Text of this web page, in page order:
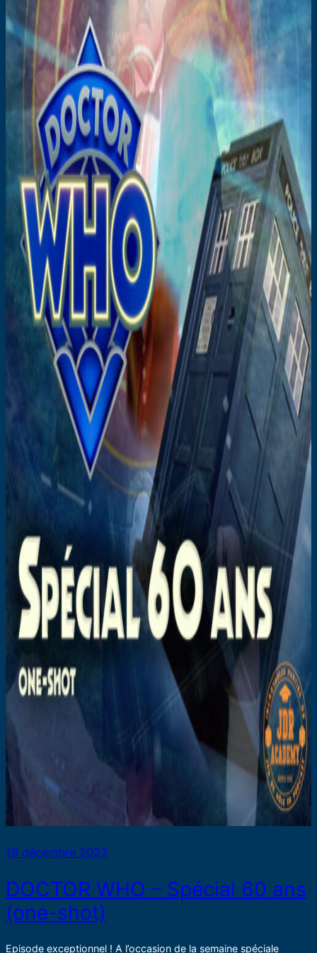
18 décembre 2023
DOCTOR WHO – Spécial 60 ans
(one-shot)
Episode exceptionnel ! A l’occasion de la semaine spéciale